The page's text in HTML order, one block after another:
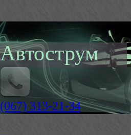
Автострум
(067) 313-21-34